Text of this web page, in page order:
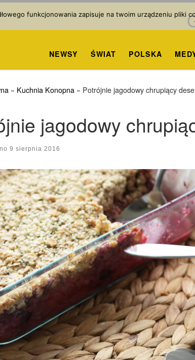
NEWSY ŚWIAT POLSKA
» Kuchnia Konopna » Potrójnie jagodowy chrupiący
jagodowy
9 sierpnia 2016
funkcjonowania zapisuje na twoim urządzeniu pliki